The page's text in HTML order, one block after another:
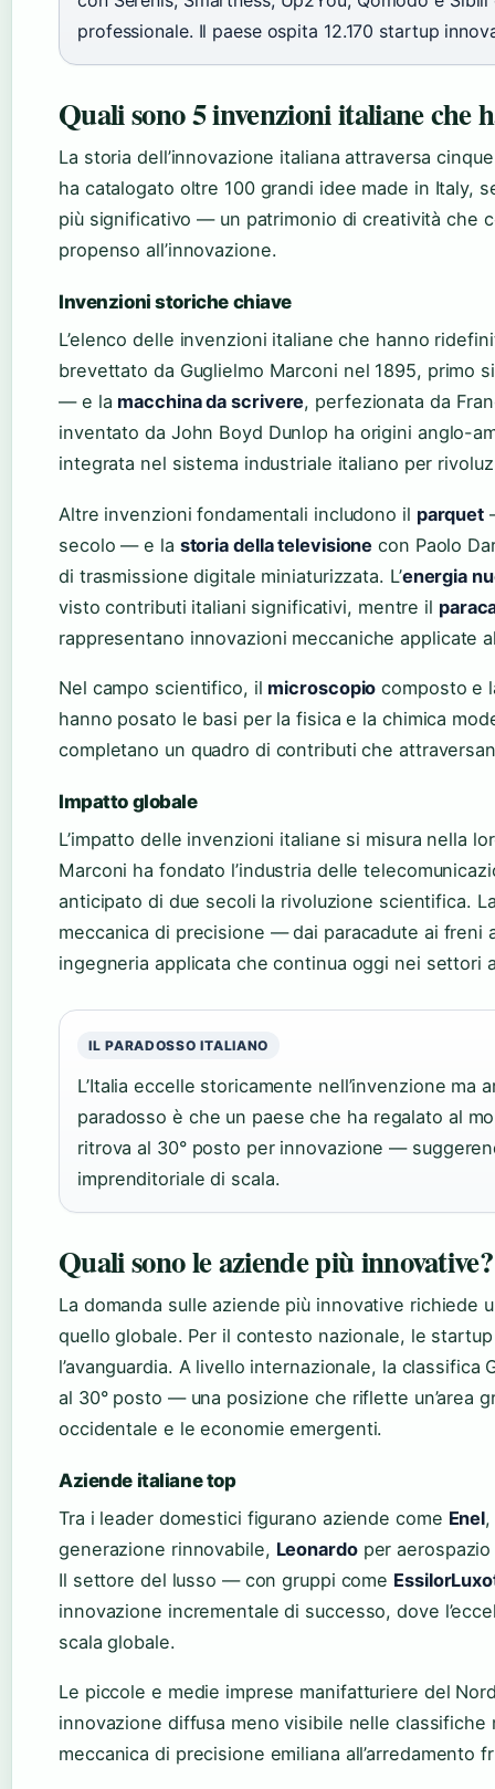
professionale. Il paese ospita 12.170 startup
Quali sono 5 invenzioni italiane che
La storia dell’innovazione italiana attraversa
ha catalogato oltre 100 grandi idee made in Italy,
più significativo — un patrimonio di creatività che
propenso all’innovazione.
Invenzioni storiche chiave
L’elenco delle invenzioni italiane che hanno
brevettato da Guglielmo Marconi nel 1895, primo
— e la macchina da scrivere, perfezionata da
inventato da John Boyd Dunlop ha origini anglo-
integrata nel sistema industriale italiano per
Altre invenzioni fondamentali includono il parquet
secolo — e la storia della televisione con Paolo
di trasmissione digitale miniaturizzata. L’energia
visto contributi italiani significativi, mentre il
rappresentano innovazioni meccaniche applicate
Nel campo scientifico, il microscopio composto e
hanno posato le basi per la fisica e la chimica
completano un quadro di contributi che
Impatto globale
L’impatto delle invenzioni italiane si misura nella
Marconi ha fondato l’industria delle
anticipato di due secoli la rivoluzione scientifica.
meccanica di precisione — dai paracadute ai
ingegneria applicata che continua oggi nei settori
IL PARADOSSO ITALIANO
L’Italia eccelle storicamente nell’invenzione
paradosso è che un paese che ha regalato al
ritrova al 30° posto per innovazione —
imprenditoriale di scala.
Quali sono le aziende più innovative?
La domanda sulle aziende più innovative richiede
quello globale. Per il contesto nazionale, le
l’avanguardia. A livello internazionale, la classifica
al 30° posto — una posizione che riflette un’area
occidentale e le economie emergenti.
Aziende italiane top
Tra i leader domestici figurano aziende come Enel,
generazione rinnovabile, Leonardoper
Il settore del lusso — con gruppi come
innovazione incrementale di successo, dove
scala globale.
Le piccole e medie imprese manifatturiere del
innovazione diffusa meno visibile nelle
meccanica di precisione emiliana all’arredamento